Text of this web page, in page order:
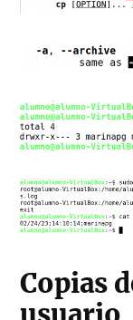
Copias